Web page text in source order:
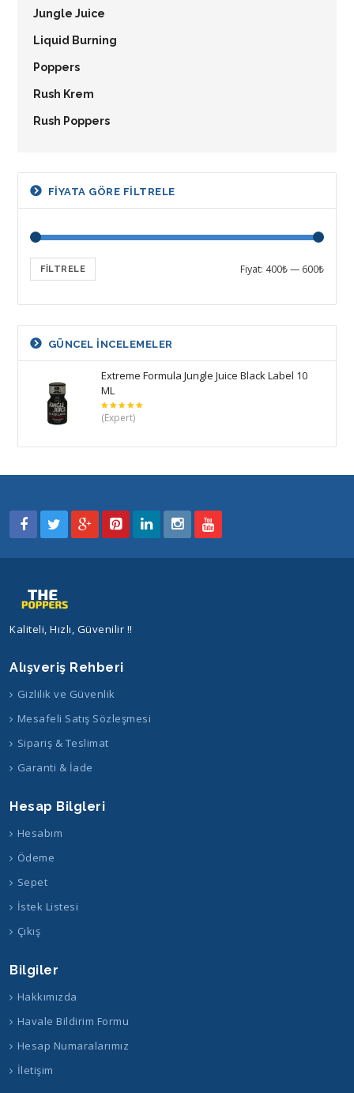
Jungle Juice
Liquid Burning
Poppers
Rush Krem
Rush Poppers
FIYATA GÖRE FILTRELE
FILTRELE Fiyat: 400₺— 600₺
GÜNCEL INCELEMELER
Extreme Formula Jungle Juice Black Label 10
ML
5
üzerinden
(Expert)
Kaliteli, Hızlı, Güvenilir !!
Alışveriş Rehberi
Gizlilik ve Güvenlik
Mesafeli Satış Sözleşmesi
Sipariş & Teslimat
Garanti & İade
Hesap Bilgleri
Hesabım
Ödeme
Sepet
İstek Listesi
Çıkış
Bilgiler
Hakkımızda
Havale Bildirim Formu
Hesap Numaralarımız
İletişim